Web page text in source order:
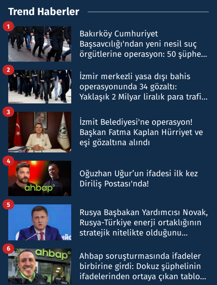
Trend Haberler
Bakırköy Cumhuriyet
Başsavcılığı'ndan yeni nesil suç
örgütlerine operasyon: 50 şüpheli
1
İzmir merkezli yasa dışı bahis
operasyonunda 34 gözaltı:
Yaklaşık 2 Milyar liralık para trafiği
2
İzmit Belediyesi'ne operasyon!
Başkan Fatma Kaplan Hürriyet ve
eşi gözaltına alındı
3
Oğuzhan Uğur’un ifadesi ilk kez
Diriliş Postası'nda!
4
Rusya Başbakan Yardımcısı Novak,
Rusya-Türkiye enerji ortaklığının
stratejik nitelikte olduğunu
5
Ahbap soruşturmasında ifadeler
birbirine girdi: Dokuz şüphelinin
ifadelerinden ortaya çıkan tablo
6